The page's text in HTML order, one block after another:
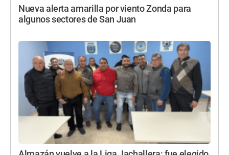
Nueva alerta amarilla por viento Zonda para
algunos sectores de San Juan